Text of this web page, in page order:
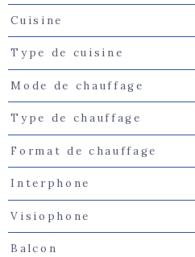
Cuisine
Type de cuisine
Mode de chauffage
Type de chauffage
Format de chauffage
Interphone
Visiophone
Balcon